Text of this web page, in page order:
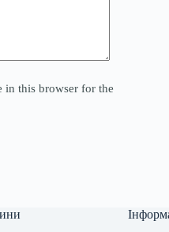
in this browser for the